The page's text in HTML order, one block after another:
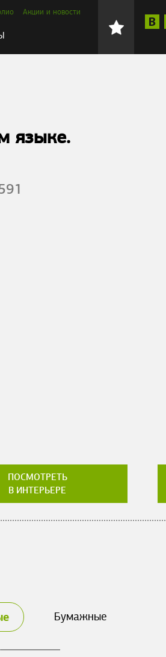
Акции и новости
языке.
ПОСМОТРЕТЬ
В ИНТЕРЬЕРЕ
Бумажные